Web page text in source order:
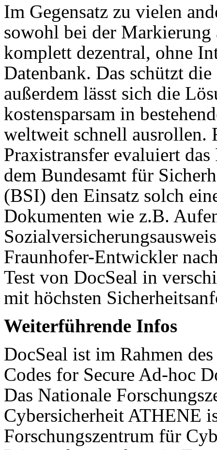
Im Gegensatz zu vielen
sowohl bei der
komplett dezentral, ohne
Datenbank. Das schützt
außerdem lässt sich die
kostensparsam in
weltweit schnell ausrollen.
Praxistransfer evaluiert
dem Bundesamt für
(BSI) den Einsatz solch
Dokumenten wie z.B.
Fraunhofer-Entwickler
Test von DocSeal in
mit höchsten
Weiterführende Infos
DocSeal ist im Rahmen
Codes for Secure Ad-hoc
Das Nationale
Cybersicherheit ATHENE
Forschungszentrum für